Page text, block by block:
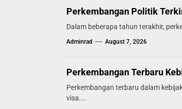
Perkembangan Politik
Dalam beberapa tahun terakhir,
Adminrad August 7, 2026
Perkembangan Terbaru
Perkembangan terbaru dalam
visa....